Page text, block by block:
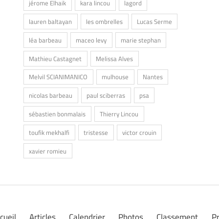
jérome Elhaik
kara lincou
lagord
lauren baltayan
les ombrelles
Lucas Serme
léa barbeau
maceo levy
marie stephan
Mathieu Castagnet
Melissa Alves
Melvil SCIANIMANICO
mulhouse
Nantes
nicolas barbeau
paul sciberras
psa
sébastien bonmalais
Thierry Lincou
toufik mekhalfi
tristesse
victor crouin
xavier romieu